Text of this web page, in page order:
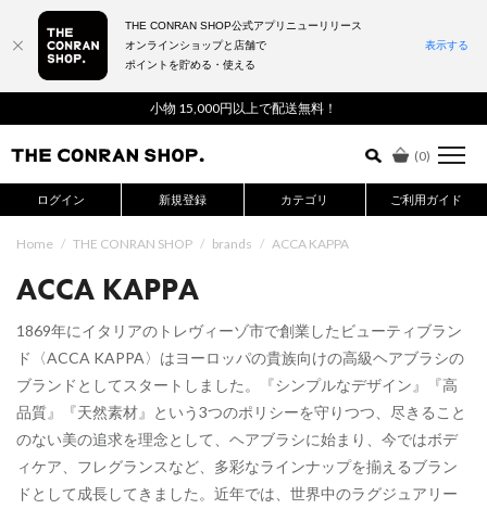
小物 15,000円以上で配送無料！
(0)
ログイン 新規登録 カテゴリ ご利用ガイド
詳細検索はこちら
Home / THE CONRAN SHOP / brands / ACCA KAPPA
ACCA KAPPA
1869年にイタリアのトレヴィーゾ市で創業したビューティブラン
ド〈ACCA KAPPA〉はヨーロッパの貴族向けの高級ヘアブラシの
ブランドとしてスタートしました。『シンプルなデザイン』『高
品質』『天然素材』という3つのポリシーを守りつつ、尽きること
のない美の追求を理念として、ヘアブラシに始まり、今ではボデ
ィケア、フレグランスなど、多彩なラインナップを揃えるブラン
ドとして成長してきました。近年では、世界中のラグジュアリー
THE CONRAN SHOP公式アプリニューリリース
オンラインショップと店舗で
ポイントを貯める・使える
表示する